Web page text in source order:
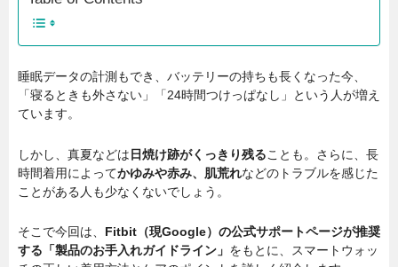
睡眠データの計測もでき、バッテリーの持ちも長くなった今、
「寝るときも外さない」「24時間つけっぱなし」という人が増え
ています。
しかし、真夏などは 日焼け跡がくっきり残ることも。さらに、長
時間着用によってかゆみや赤み、肌荒れなどのトラブルを感じた
ことがある人も少なくないでしょう。
そこで今回は、 Fitbit（現Google）の公式サポートページが推奨
する「製品のお手入れガイドライン」 をもとに、スマートウォッ